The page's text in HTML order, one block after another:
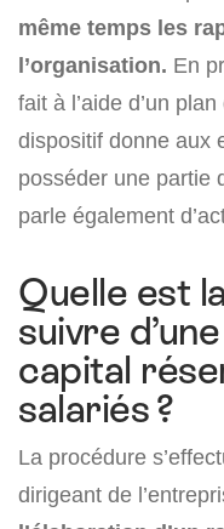
même temps les
l’organisation. En
fait à l’aide d’un
dispositif donne aux
posséder une partie
parle également
Quelle est
suivre
capital
salariés ?
La procédure
dirigeant de